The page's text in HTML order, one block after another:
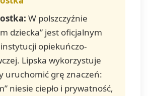
W polszczyźnie
dziecka” jest oficjalnym
opiekuńczo-
Lipska wykorzystuje
uruchomić grę znaczeń:
niesie ciepło i prywatność,